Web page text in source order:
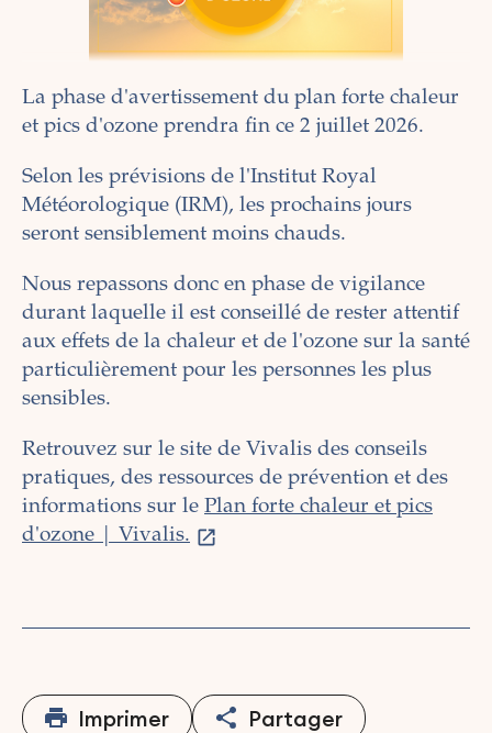
La phase d'avertissement du plan forte chaleur
et pics d'ozone prendra fin ce 2 juillet 2026.
Selon les prévisions de l'Institut Royal
Météorologique (IRM), les prochains jours
seront sensiblement moins chauds.
Nous repassons donc en phase de vigilance
durant laquelle il est conseillé de rester attentif
aux effets de la chaleur et de l'ozone sur la santé
particulièrement pour les personnes les plus
sensibles.
Retrouvez sur le site de Vivalis des conseils
pratiques, des ressources de prévention et des
informations sur le Plan forte chaleur et pics
d'ozone | Vivalis.
Imprimer
Partager